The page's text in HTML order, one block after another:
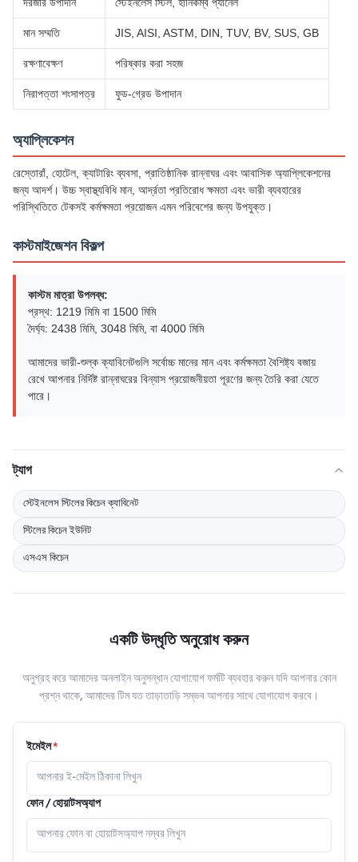
মান সম্মতি JIS, AISI, ASTM, DIN, TUV, BV, SUS, GB
রক্ষণাবেক্ষণ পরিষ্কার করা সহজ
নিরাপত্তা শংসাপত্র ফুড-গ্রেড উপাদান
অ্যাপ্লিকেশন
রেস্তোরাঁ, হোটেল, ক্যাটারিং ব্যবসা, প্রাতিষ্ঠানিক রান্নাঘর এবং আবাসিক অ্যাপ্লিকেশনের
জন্য আদর্শ। উচ্চ স্বাস্থ্যবিধি মান, আর্দ্রতা প্রতিরোধ ক্ষমতা এবং ভারী ব্যবহারের
পরিস্থিতিতে টেকসই কর্মক্ষমতা প্রয়োজন এমন পরিবেশের জন্য উপযুক্ত।
কাস্টমাইজেশন বিকল্প
কাস্টম মাত্রা উপলব্ধ:
প্রস্থ: 1219 মিমি বা 1500 মিমি
দৈর্ঘ্য: 2438 মিমি, 3048 মিমি, বা 4000 মিমি
আমাদের ভারী-শুল্ক ক্যাবিনেটগুলি সর্বোচ্চ মানের মান এবং কর্মক্ষমতা বৈশিষ্ট্য বজায়
রেখে আপনার নির্দিষ্ট রান্নাঘরের বিন্যাস প্রয়োজনীয়তা পূরণের জন্য তৈরি করা যেতে
পারে।
ট্যাগ
স্টেইনলেস স্টিলের কিচেন ক্যাবিনেট
স্টিলের কিচেন ইউনিট
এসএস কিচেন
একটি উদ্ধৃতি অনুরোধ করুন
অনুগ্রহ করে আমাদের অনলাইন অনুসন্ধান যোগাযোগ ফর্মটি ব্যবহার করুন যদি আপনার কোন
প্রশ্ন থাকে, আমাদের টিম যত তাড়াতাড়ি সম্ভব আপনার সাথে যোগাযোগ করবে।
ইমেইল*
ফোন / হোয়াটসঅ্যাপ